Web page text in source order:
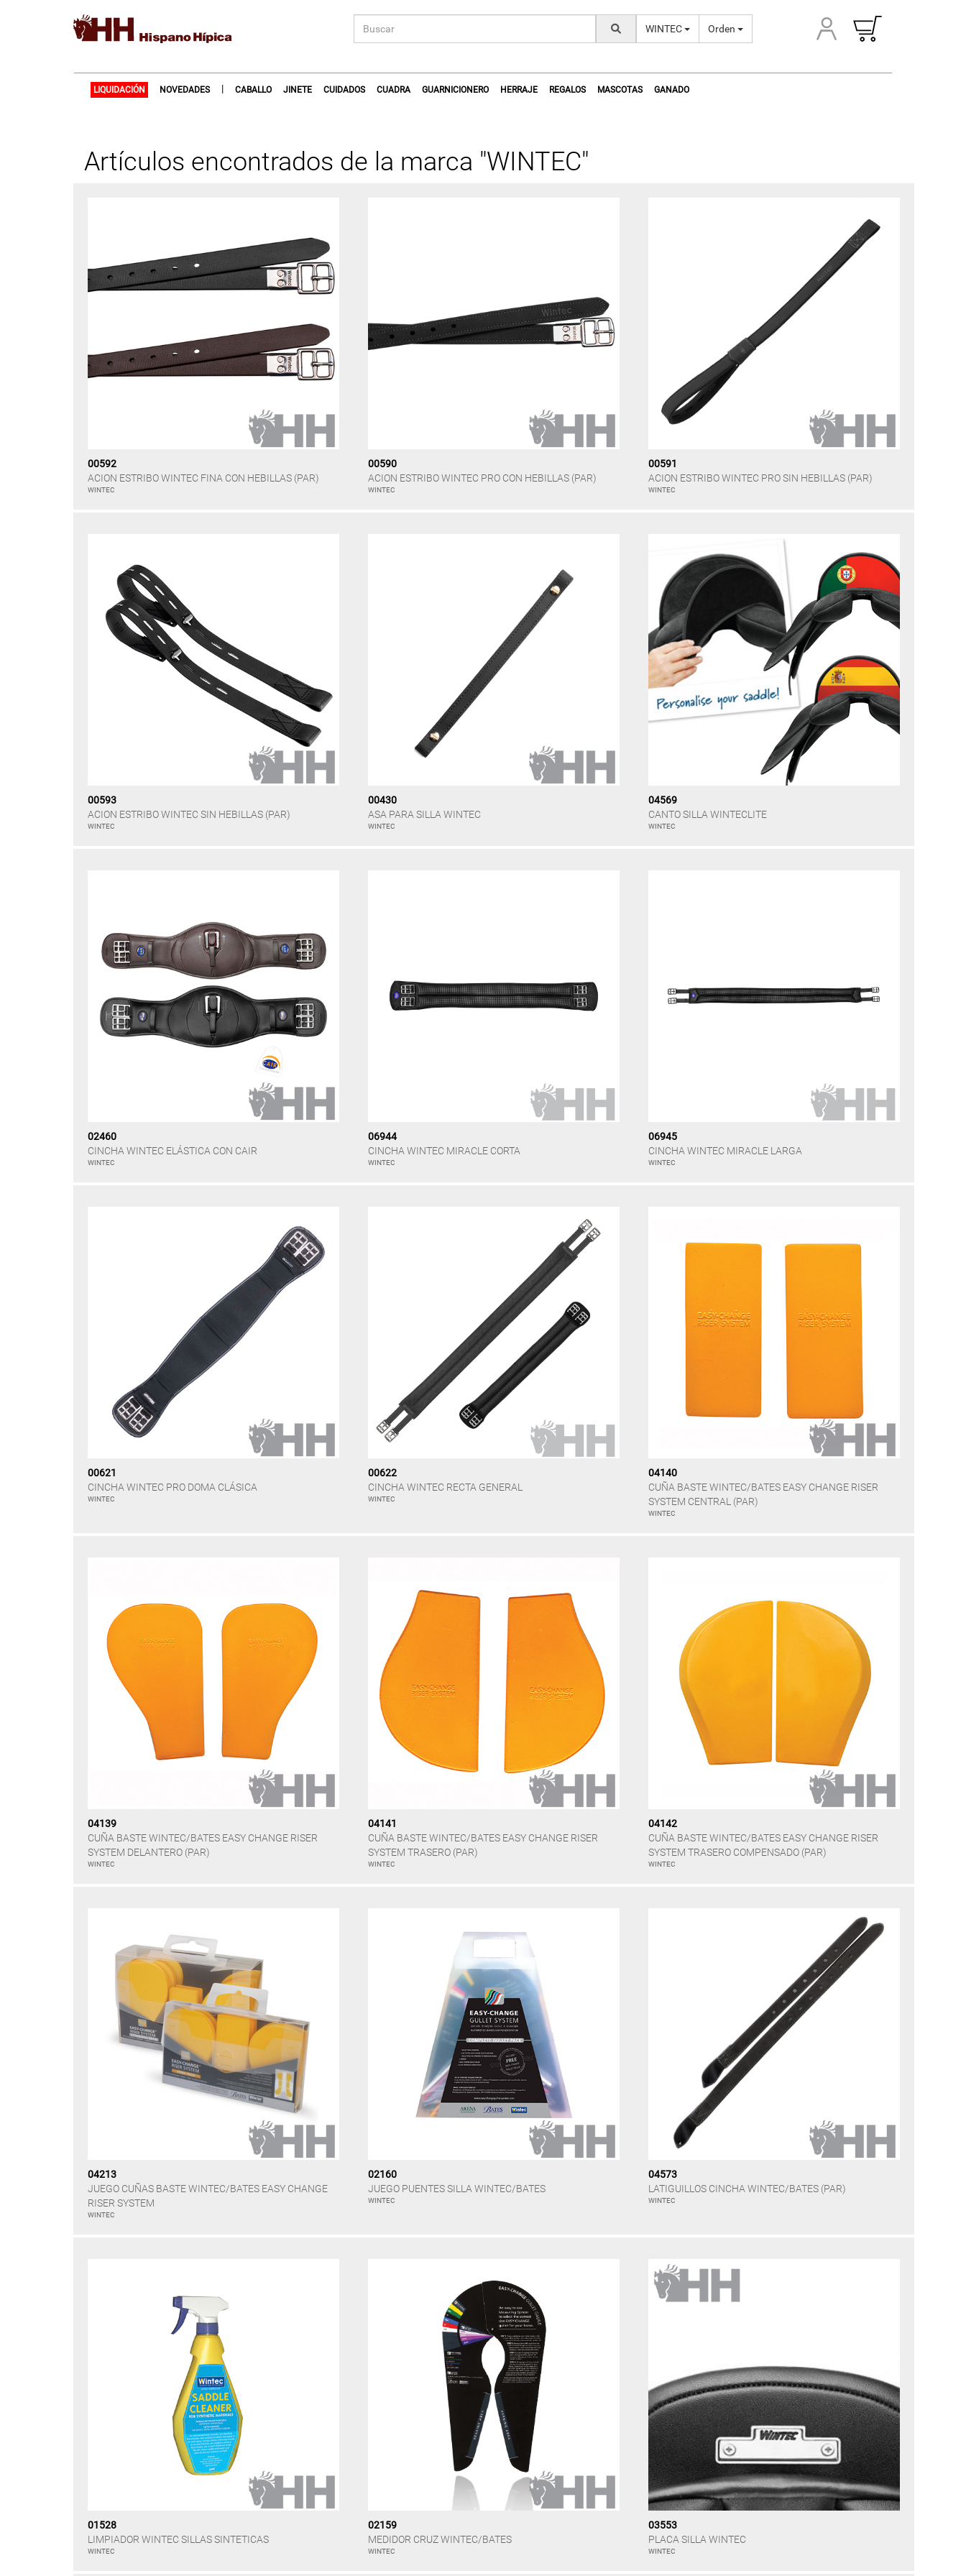
WINTEC Orden
LIQUIDACIÓN NOVEDADES | CABALLO JINETE CUIDADOS CUADRA GUARNICIONERO HERRAJE REGALOS MASCOTAS GANADO
Artículos encontrados de la marca "WINTEC"
00592
ACION ESTRIBO WINTEC FINA CON HEBILLAS (PAR)
WINTEC
00590
ACION ESTRIBO WINTEC PRO CON HEBILLAS (PAR)
WINTEC
00591
ACION ESTRIBO WINTEC PRO SIN HEBILLAS (PAR)
WINTEC
00593
ACION ESTRIBO WINTEC SIN HEBILLAS (PAR)
WINTEC
00430
ASA PARA SILLA WINTEC
WINTEC
04569
CANTO SILLA WINTECLITE
WINTEC
02460
CINCHA WINTEC ELÁSTICA CON CAIR
WINTEC
06944
CINCHA WINTEC MIRACLE CORTA
WINTEC
06945
CINCHA WINTEC MIRACLE LARGA
WINTEC
00621
CINCHA WINTEC PRO DOMA CLÁSICA
WINTEC
00622
CINCHA WINTEC RECTA GENERAL
WINTEC
04140
CUÑA BASTE WINTEC/BATES EASY CHANGE RISER
SYSTEM CENTRAL (PAR)
WINTEC
04139
CUÑA BASTE WINTEC/BATES EASY CHANGE RISER
SYSTEM DELANTERO (PAR)
WINTEC
04141
CUÑA BASTE WINTEC/BATES EASY CHANGE RISER
SYSTEM TRASERO (PAR)
WINTEC
04142
CUÑA BASTE WINTEC/BATES EASY CHANGE RISER
SYSTEM TRASERO COMPENSADO (PAR)
WINTEC
04213
JUEGO CUÑAS BASTE WINTEC/BATES EASY CHANGE
RISER SYSTEM
WINTEC
02160
JUEGO PUENTES SILLA WINTEC/BATES
WINTEC
04573
LATIGUILLOS CINCHA WINTEC/BATES (PAR)
WINTEC
01528
LIMPIADOR WINTEC SILLAS SINTETICAS
WINTEC
02159
MEDIDOR CRUZ WINTEC/BATES
WINTEC
03553
PLACA SILLA WINTEC
WINTEC